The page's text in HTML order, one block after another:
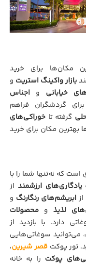
مکان‌ها برای خرید
بازار واکینگ استریت و
خیابانی و اجناس
گردشگران فراهم
گرفته تا خوراکی‌های
بهترین مکان برای خرید
است که نه‌تنها شما را با
یادگاری‌های ارزشمند از
ابریشم‌های رنگارنگ و
لذیذو محصولات
دارد. با بازدید از
، می‌توانید سوغاتی‌هایی
تور پوکت قصر شیرین،
پوکت را به خانه